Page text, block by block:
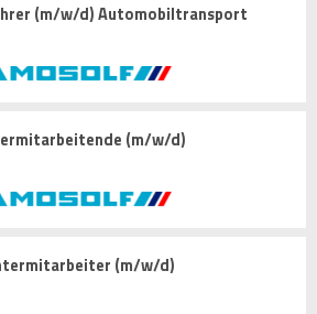
(m/w/d) Automobiltransport
(m/w/d)
(m/w/d)